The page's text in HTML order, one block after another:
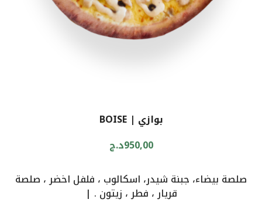
بوازي | BOISE
950,00د.ج
صلصة بيضاء، جبنة شيدر، اسكالوب ، فلفل اخضر ، صلصة
قريار ، فطر ، زيتون . |